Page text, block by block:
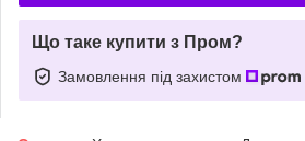
Що таке купити з Пром?
Замовлення під захистом